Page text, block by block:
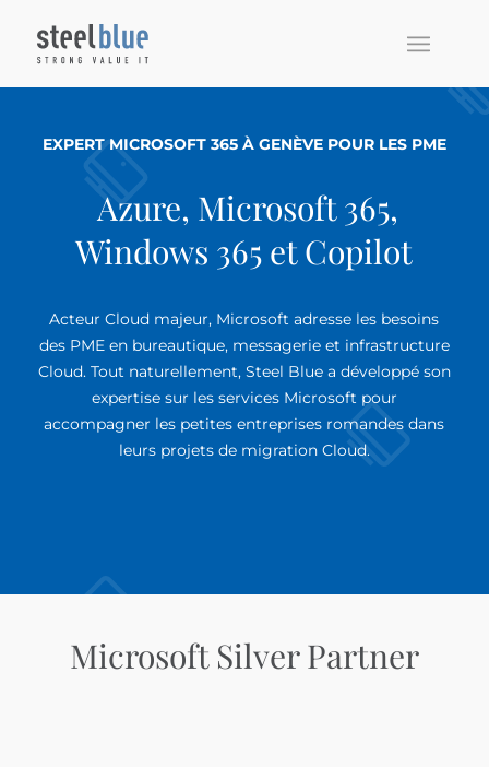
EXPERT MICROSOFT 365 À GENÈVE POUR LES PME
Azure, Microsoft 365,
Windows 365 et Copilot
Acteur Cloud majeur, Microsoft adresse les besoins
des PME en bureautique, messagerie et infrastructure
Cloud. Tout naturellement, Steel Blue a développé son
expertise sur les services Microsoft pour
accompagner les petites entreprises romandes dans
leurs projets de migration Cloud.
Microsoft Silver Partner